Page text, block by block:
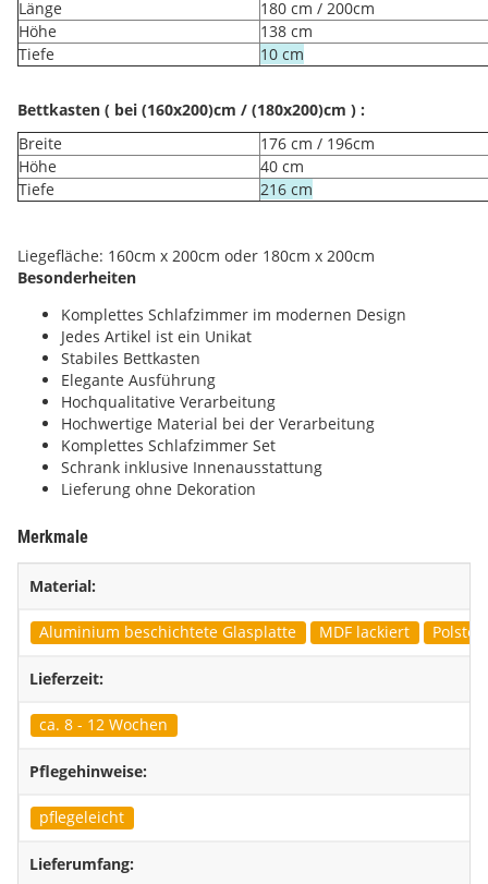
Länge
180 cm / 200cm
Höhe
138 cm
Tiefe
10 cm
Bettkasten ( bei (160x200)cm / (180x200)cm ) :
Breite
176 cm / 196cm
Höhe
40 cm
Tiefe
216 cm
Liegefläche: 160cm x 200cm oder 180cm x 200cm
Besonderheiten
Komplettes Schlafzimmer im modernen Design
Jedes Artikel ist ein Unikat
Stabiles Bettkasten
Elegante Ausführung
Hochqualitative Verarbeitung
Hochwertige Material bei der Verarbeitung
Komplettes Schlafzimmer Set
Schrank inklusive Innenausstattung
Lieferung ohne Dekoration
Merkmale
Material:
Aluminium beschichtete Glasplatte MDF lackiert Polster
Lieferzeit:
ca. 8 - 12 Wochen
Pflegehinweise:
pflegeleicht
Lieferumfang: